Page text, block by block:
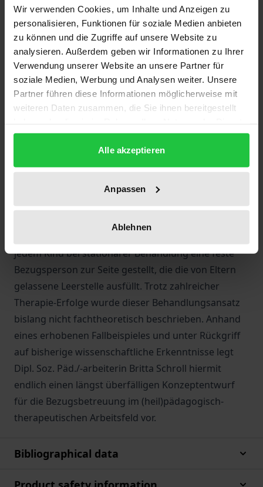
Wir verwenden Cookies, um Inhalte und Anzeigen zu
personalisieren, Funktionen für soziale Medien anbieten
zu können und die Zugriffe auf unsere Website zu
analysieren. Außerdem geben wir Informationen zu Ihrer
Verwendung unserer Website an unsere Partner für
soziale Medien, Werbung und Analysen weiter. Unsere
Partner führen diese Informationen möglicherweise mit
weiteren Daten zusammen, die Sie ihnen bereitgestellt
gesammelt haben.
Alle akzeptieren
Anpassen
Ablehnen
Description
Nach Erfahrungen der Verwahrlosung, dem Verlust
von Elternteilen oder gar sexuellem Missbrauch
können Kinder häufig keine tragenden Bindungen
zu Erwachsenen aufbauen. Diesen schwer
traumatisierten jungen Patienten fehlt zumeist die
körperlichen oder seelischen Schmerzen erkauft
werden muss. Von Erwachsenen um ihrer selbst
Willen angenommen zu werden, ist für diese Kinder
zuerst ein verwirrendes Erlebnis. Seit vielen Jahren
setzt die pädagogische und therapeutische
jedem Kind bei stationärer Behandlung eine feste
Bezugsperson zur Seite gestellt, die die von Eltern
gelassene Leerstelle ausfüllt. Trotz zahlreicher
Therapie-Erfolge wurde dieser Behandlungsansatz
bislang nicht fachtheoretisch beschrieben. Anhand
eines erhobenen Fallbeispieles und unter Rückgriff
auf bisherige wissenschaftliche Erkenntnisse legt
Dipl. Soz. Päd./-arbeiterin Britta Schroll hiermit
endlich einen längst überfälligen Konzeptentwurf
für die Bezugsbetreuung im (heil)pädagogisch-
therapeutischen Arbeitsfeld vor.
Bibliographical data